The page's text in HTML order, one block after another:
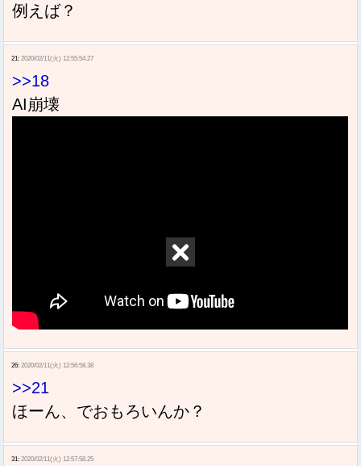
例えば？
21: 2020/02/11(火) 12:55:54.27
>>18
AI崩壊
26: 2020/02/11(火) 12:56:58.38
>>21
ほーん、でおもろいんか？
31: 2020/02/11(火) 12:57:58.25